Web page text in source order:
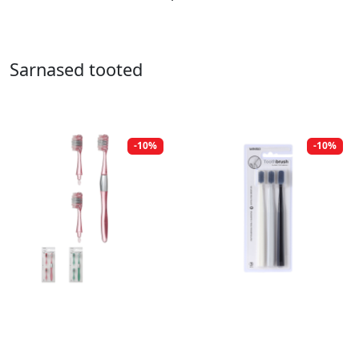
Sarnased tooted
-10% -10%